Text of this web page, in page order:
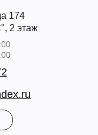
174
2 этаж